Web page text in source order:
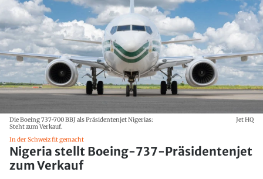
Die Boeing 737-700 BBJ als Präsidentenjet Nigerias:
Steht zum Verkauf.
Jet HQ
In der Schweiz fit gemacht
Nigeria stellt Boeing-737-Präsidentenjet
zum Verkauf